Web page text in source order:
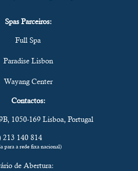
Spas Parceiros:
Full Spa
Paradise Lisbon
Wayang Center
Contactos:
1050-169 Lisboa, Portugal
213 140 814
para a rede fixa nacional)
de Abertura: